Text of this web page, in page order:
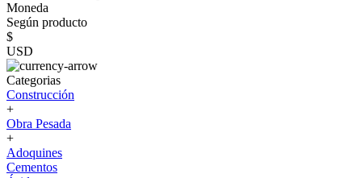
Moneda
Según producto
$
USD
Categorias
Construcción
+
Obra Pesada
+
Adoquines
Cementos